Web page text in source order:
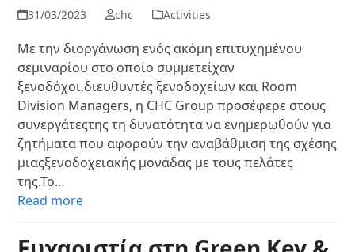
31/03/2023 chc Activities
Με την διοργάνωση ενός ακόμη επιτυχημένου
σεμιναρίου στο οποίο συμμετείχαν
ξενοδόχοι,διευθυντές ξενοδοχείων και Room
Division Managers, η CHC Group προσέφερε στους
συνεργάτεςτης τη δυνατότητα να ενημερωθούν για
ζητήματα που αφορούν την αναβάθμιση της σχέσης
μιαςξενοδοχειακής μονάδας με τους πελάτες
της.Το…
Read more